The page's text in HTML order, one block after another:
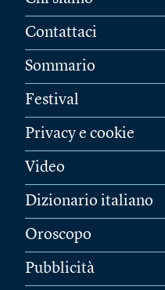
Contattaci
Sommario
Festival
Privacy e cookie
Video
Dizionario italiano
Oroscopo
Pubblicità